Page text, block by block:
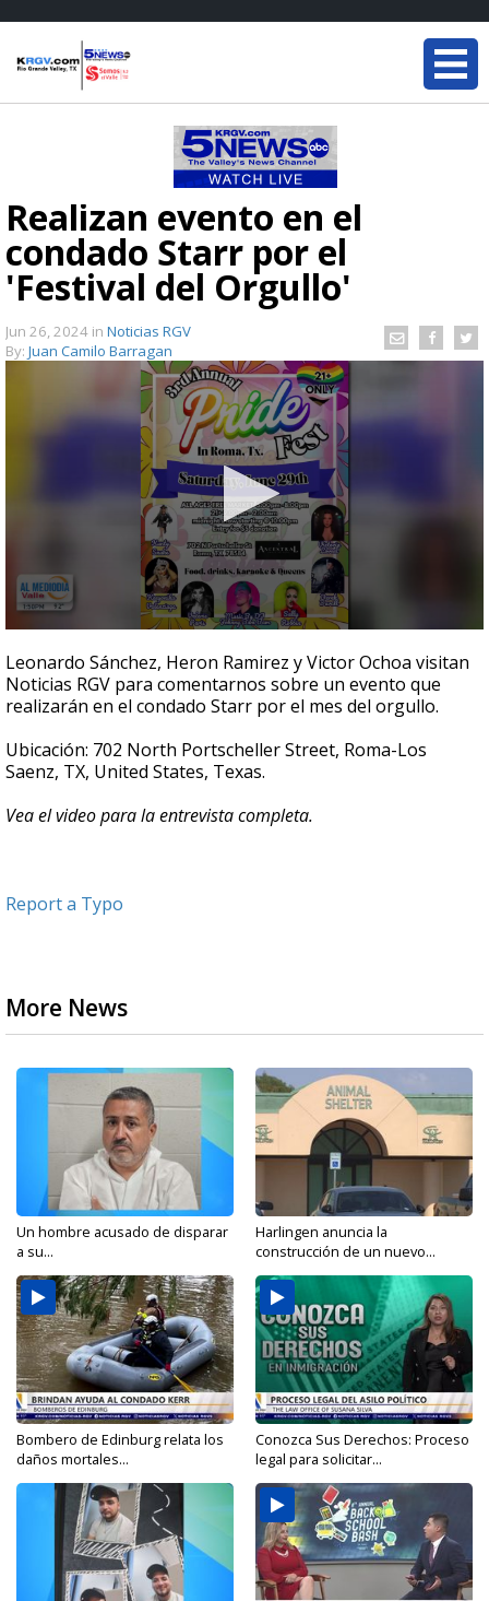
Realizan evento en el
condado Starr por el
'Festival del Orgullo'
Jun 26, 2024 in Noticias RGV
By: Juan Camilo Barragan
seconds
of
5
minutes,
second
Leonardo Sánchez, Heron Ramirez y Victor Ochoa visitan
Noticias RGV para comentarnos sobre un evento que
realizarán en el condado Starr por el mes del orgullo.
Ubicación: 702 North Portscheller Street, Roma-Los
Saenz, TX, United States, Texas.
Vea el video para la entrevista completa.
Report a Typo
More News
Un hombre acusado de disparar
a su...
Harlingen anuncia la
construcción de un nuevo...
Bombero de Edinburg relata los
daños mortales...
Conozca Sus Derechos: Proceso
legal para solicitar...